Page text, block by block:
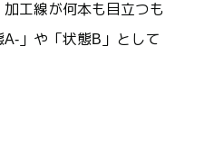
工線が何本も目立つも
」や「状態B」として